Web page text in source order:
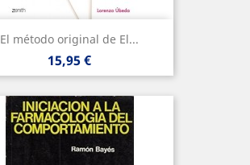
El método original de El...
Precio
15,95 €